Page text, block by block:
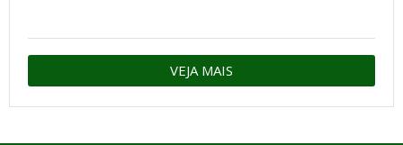
VEJA MAIS